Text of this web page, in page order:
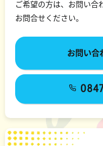
ご希望の方は、お問い合
お問合せください。
お問い合